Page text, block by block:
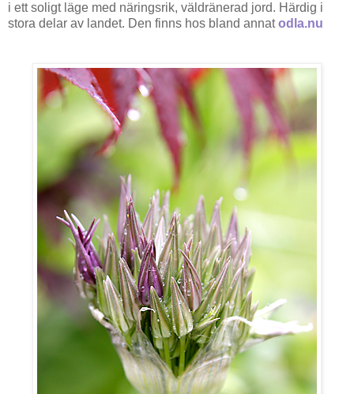
i ett soligt läge med näringsrik, väldränerad jord. Härdig i
stora delar av landet. Den finns hos bland annatodla.nu